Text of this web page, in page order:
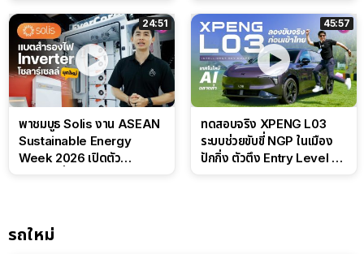
24:51
พาชมบูธ Solis งาน ASEAN
Sustainable Energy
Week 2026 เปิดตัว
45:57
ทดสอบจริง XPENG L03
ระบบช่วยขับขี่ NGP ในเมือง
ปักกิ่ง ตัวตึง Entry Level ที่
รถใหม่